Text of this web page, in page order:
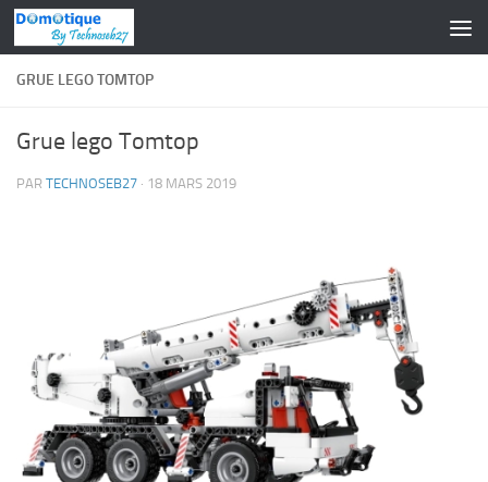
Skip to content
GRUE LEGO TOMTOP
Grue lego Tomtop
PAR TECHNOSEB27 · 18 MARS 2019